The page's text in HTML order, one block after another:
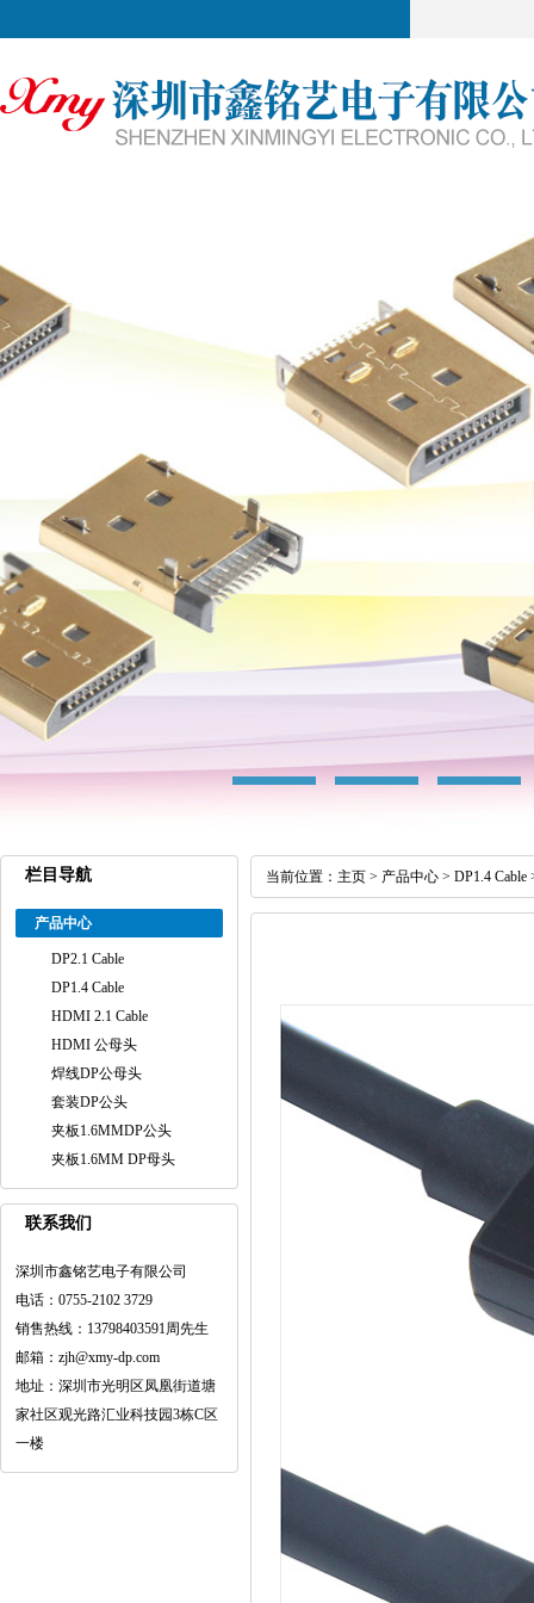
栏目导航
产品中心
DP2.1 Cable
DP1.4 Cable
HDMI 2.1 Cable
HDMI 公母头
焊线DP公母头
套装DP公头
夹板1.6MMDP公头
夹板1.6MM DP母头
联系我们
深圳市鑫铭艺电子有限公司
电话：0755-2102 3729
销售热线：13798403591周先生
邮箱：zjh@xmy-dp.com
地址：深圳市光明区凤凰街道塘
家社区观光路汇业科技园3栋C区
一楼
当前位置： 主页 > 产品中心 > DP1.4 Cable